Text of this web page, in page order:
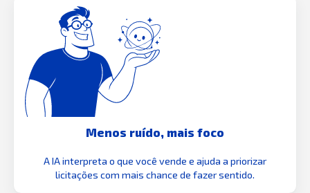
Menos ruído, mais foco
A IA interpreta o que você vende e ajuda a priorizar
licitações com mais chance de fazer sentido.